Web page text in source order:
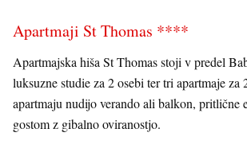
Apartmaji St Thomas ****
Apartmajska hiša St Thomas stoji v predel
luksuzne studie za 2 osebi ter tri apartmaje za
apartmaju nudijo verando ali balkon, pritlične
gostom z gibalno oviranostjo.